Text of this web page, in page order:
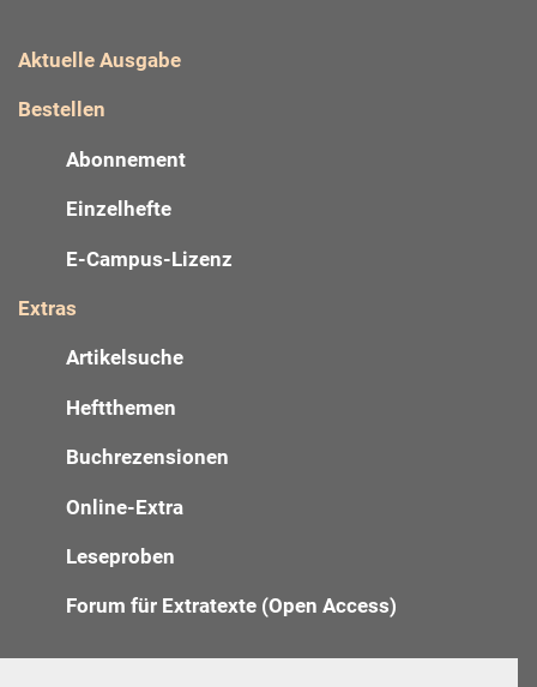
Aktuelle Ausgabe
Bestellen
Abonnement
Einzelhefte
E-Campus-Lizenz
Extras
Artikelsuche
Heftthemen
Buchrezensionen
Online-Extra
Leseproben
Forum für Extratexte (Open Access)